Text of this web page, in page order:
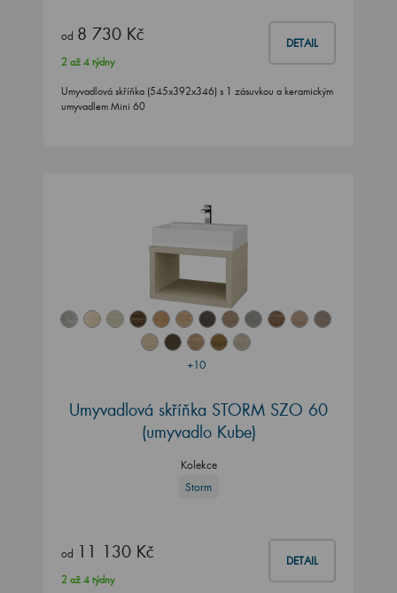
od 8 730 Kč DETAIL
2 až 4 týdny
Umyvadlová skříňka (545x392x346) s 1 zásuvkou a keramickým
umyvadlem Mini 60
+10
Umyvadlová skříňka STORM SZO 60
(umyvadlo Kube)
Kolekce
Storm
od 11 130 Kč DETAIL
2 až 4 týdny